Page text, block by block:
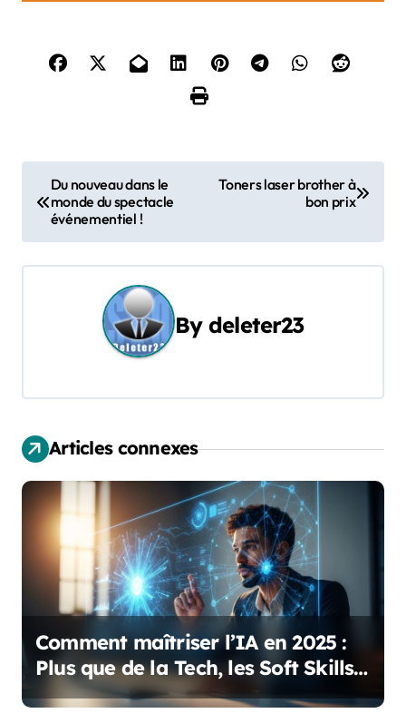
a
v
t
i
o
n
d
e
’
a
Du nouveau dans le
monde du spectacle
événementiel !
Toners laser brother à
bon prix
Bydeleter23
Articles connexes
Comment maîtriser l’IA en 2025 :
Plus que de la Tech, les Soft Skills
Indispensables